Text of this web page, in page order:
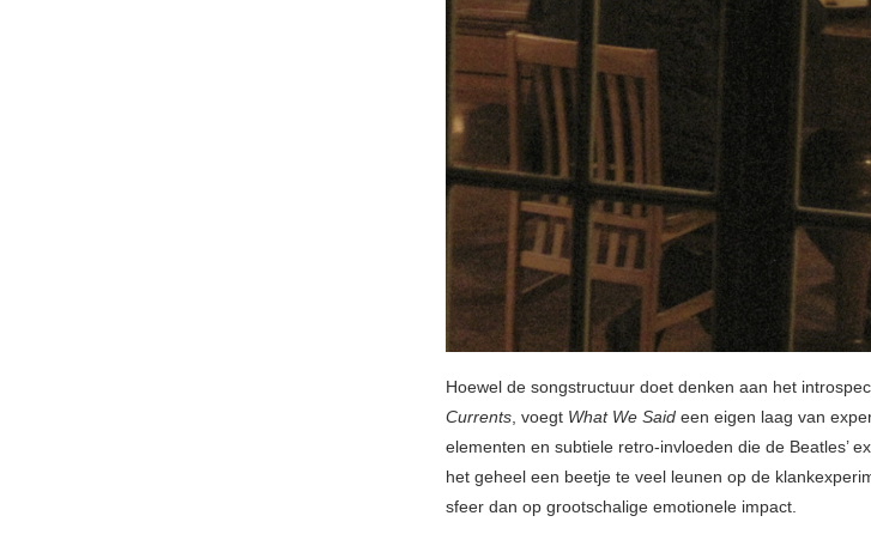
Hoewel de songstructuur doet denken aan het
Currents, voegt What We Said een eigen laag van
elementen en subtiele retro-invloeden die de Beatles’
het geheel een beetje te veel leunen op de
sfeer dan op grootschalige emotionele impact.